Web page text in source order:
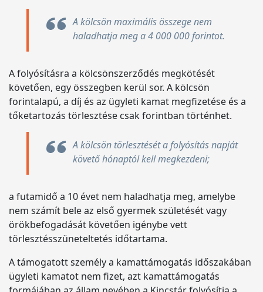
A kölcsön maximális összege nem
haladhatja meg a 4 000 000 forintot.
A folyósításra a kölcsönszerződés megkötését
követően, egy összegben kerül sor. A kölcsön
forintalapú, a díj és az ügyleti kamat megfizetése és a
tőketartozás törlesztése csak forintban történhet.
A kölcsön törlesztését a folyósítás napját
követő hónaptól kell megkezdeni;
a futamidő a 10 évet nem haladhatja meg, amelybe
nem számít bele az első gyermek születését vagy
örökbefogadását követően igénybe vett
törlesztésszüneteltetés időtartama.
A támogatott személy a kamattámogatás időszakában
ügyleti kamatot nem fizet, azt kamattámogatás